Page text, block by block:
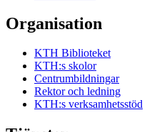
Organisation
KTH Biblioteket
KTH:s skolor
Centrumbildningar
Rektor och ledning
KTH:s verksamhetsstöd